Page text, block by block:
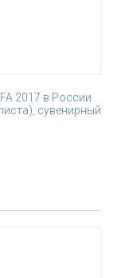
2017 в России
сувенирный